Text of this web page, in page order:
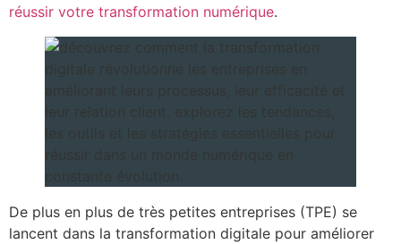
réussir votre transformation numérique.
De plus en plus de très petites entreprises (TPE) se
lancent dans la transformation digitale pour améliorer